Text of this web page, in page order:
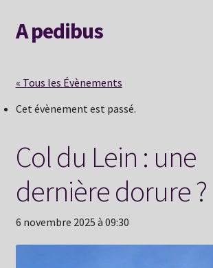
Aller
à
navigation
Aller
au
A pedibus
Nouvelle voie
Mon Hexaperso 2026
« Tous les Évènements
Cet évènement est passé.
Col du Lein : une
dernière dorure ?
6 novembre 2025 à 09:30